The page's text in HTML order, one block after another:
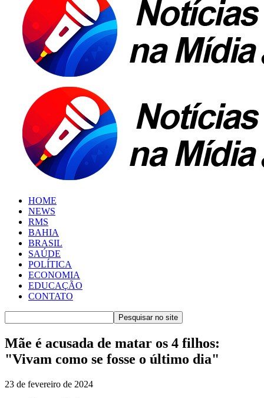
HOME
NEWS
RMS
BAHIA
BRASIL
SAÚDE
POLÍTICA
ECONOMIA
EDUCAÇÃO
CONTATO
Mãe é acusada de matar os 4 filhos:
"Vivam como se fosse o último dia"
23 de fevereiro de 2024